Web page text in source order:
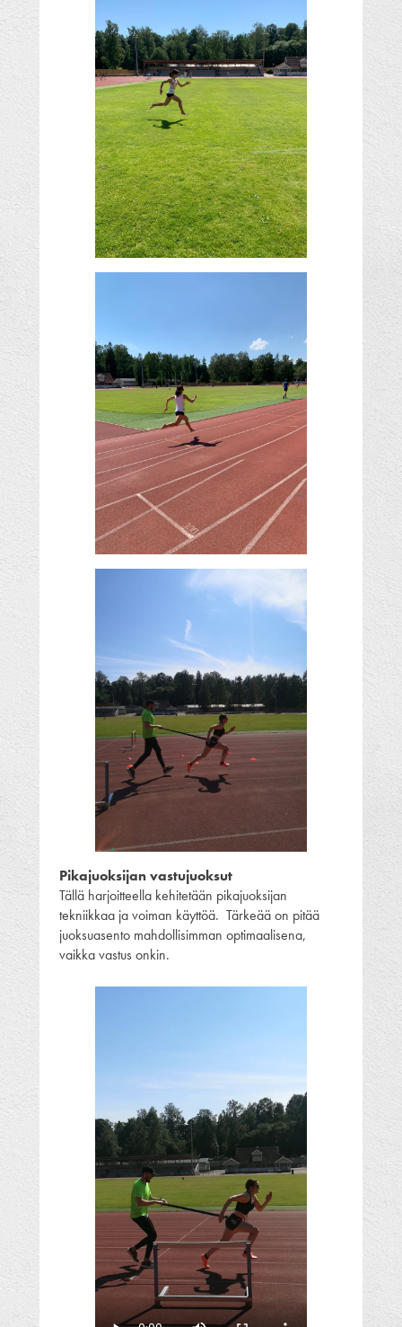
Pikajuoksijan vastujuoksut
Tällä harjoitteella kehitetään pikajuoksijan
tekniikkaa ja voiman käyttöä. Tärkeää on pitää
juoksuasento mahdollisimman optimaalisena,
vaikka vastus onkin.